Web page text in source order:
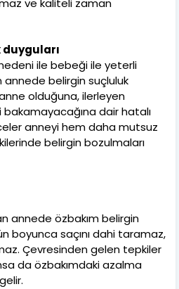
ve kaliteli zaman
ile bebeği ile yeterli
belirgin suçluluk
olduğuna, ilerleyen
dair hatalı
anneyi hem daha mutsuz
belirgin bozulmaları
annede özbakım belirgin
boyunca saçını dahi taramaz,
Çevresinden gelen tepkiler
da özbakımdaki azalma